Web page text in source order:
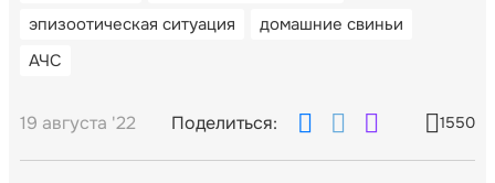
эпизоотическая ситуация
домашние свиньи
АЧС
19 августа '22 Поделиться: 1550